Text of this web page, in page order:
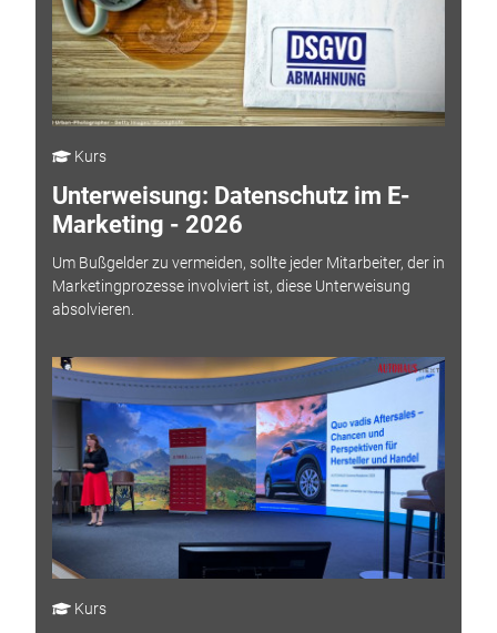
Kurs
Unterweisung: Datenschutz im E-
Marketing - 2026
Um Bußgelder zu vermeiden, sollte jeder Mitarbeiter, der in
Marketingprozesse involviert ist, diese Unterweisung
absolvieren.
Kurs